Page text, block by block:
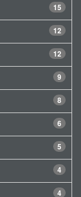
15
12
12
9
8
6
5
4
4